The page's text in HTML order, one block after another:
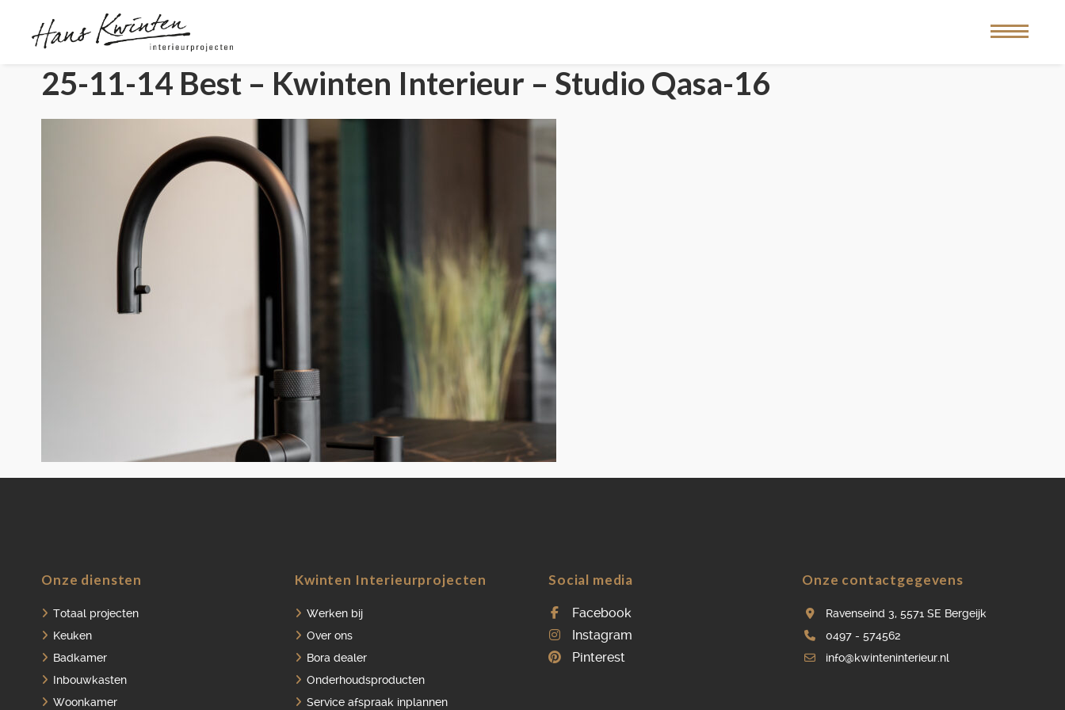
25-11-14 Best – Kwinten Interieur – Studio Qasa-16
Onze diensten
Totaal projecten
Keuken
Badkamer
Inbouwkasten
Woonkamer
Kwinten Interieurprojecten
Werken bij
Over ons
Bora dealer
Onderhoudsproducten
Service afspraak inplannen
Social media
Facebook
Instagram
Pinterest
Onze contactgegevens
Ravenseind 3, 5571 SE Bergeijk
0497 - 574562
info@kwinteninterieur.nl
HOME
PORTFOLIO
OVER ONS
VACATURES
ONDERHOUDSPRODUCTEN
SERVICE AFSPRAAK INPLANNEN